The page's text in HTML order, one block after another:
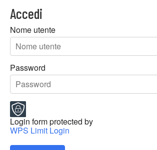
Accedi
Nome utente
Password
Login form protected by
WPS Limit Login